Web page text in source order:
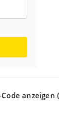
anzeigen